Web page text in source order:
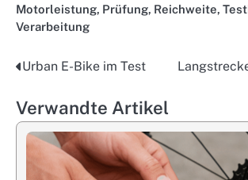
Motorleistung, Prüfung, Reichweite,
Verarbeitung
Post
navigation
Urban E-Bike im Test
Verwandte Artikel